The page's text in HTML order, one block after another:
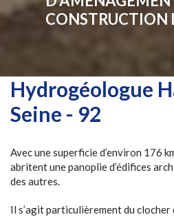
CONSTRUCTION
Hydrogéologue
Seine - 92
Avec une superficie d’environ 176
abritent une panoplie d’édifices
des autres.
Il s’agit particulièrement du